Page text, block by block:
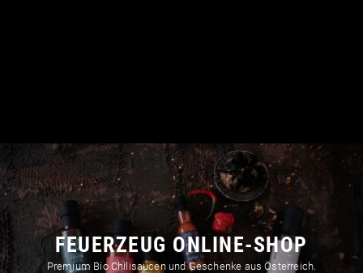
FEUERZEUG ONLINE-SHOP
Premium Bio Chilisaucen und Geschenke aus Österreich.